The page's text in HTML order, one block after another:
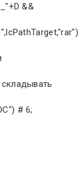
&&
складывать
# 6;